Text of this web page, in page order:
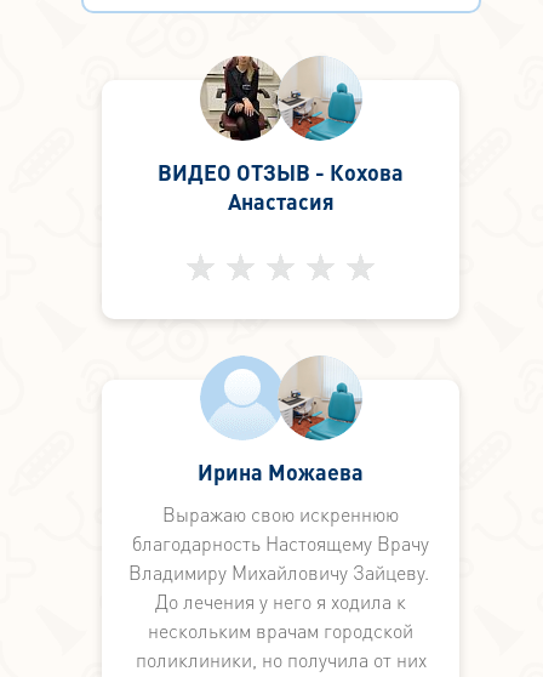
ВИДЕО ОТЗЫВ - Кохова
Анастасия
Ирина Можаева
Выражаю свою искреннюю
благодарность Настоящему Врачу
Владимиру Михайловичу Зайцеву.
До лечения у него я ходила к
нескольким врачам городской
поликлиники, но получила от них